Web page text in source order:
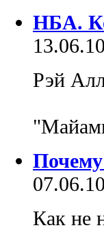
НБА.
Рэй
Как не